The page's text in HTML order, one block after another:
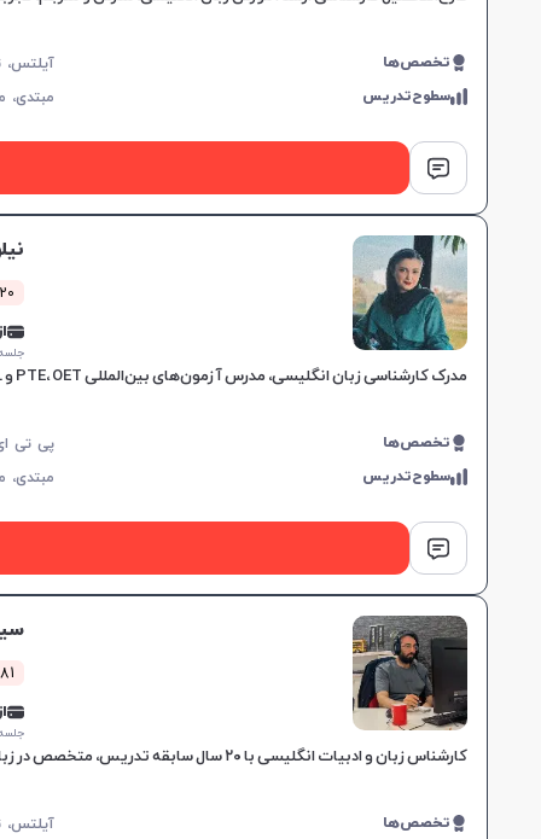
تخصص‌ها
سطوح‌تدریس مبتدی،
1020
از
جلسه ۱
مدرک کارشناسی زبان انگلیسی، مدرس آزمون‌های بین‌المللی PTE، OET و TOEFL، تجربه تدریس در آموزشگاه‌های معتبر، روش‌های آموزشی اختصاصی بر اساس شخصیت و سلیقه زبان‌آموز.
تخصص‌ها
سطوح‌تدریس مبتدی،
381
از
جلسه ۱
کارشناس زبان و ادبیات انگلیسی با ۲۰ سال سابقه تدریس، متخصص در زبان جنرال و آزمون‌های بین‌المللی مانند IELTS و TOEFL، مناسب برای تمامی سطوح و اهداف آموزشی.
تخصص‌ها